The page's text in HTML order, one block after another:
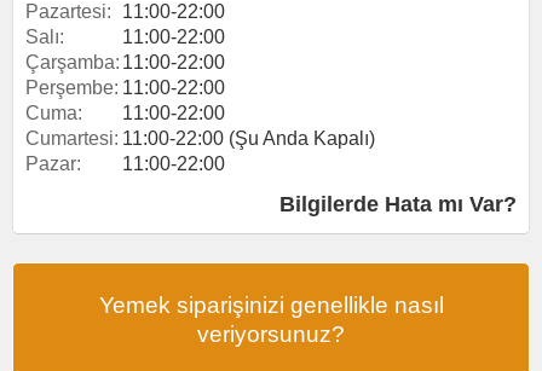
Pazartesi:
11:00-22:00
Salı:
11:00-22:00
Çarşamba: 11:00-22:00
Perşembe: 11:00-22:00
Cuma:
11:00-22:00
Cumartesi: 11:00-22:00 (Şu Anda Kapalı)
Pazar:
11:00-22:00
Bilgilerde Hata mı Var?
Yemek siparişinizi genellikle nasıl
veriyorsunuz?